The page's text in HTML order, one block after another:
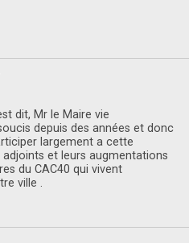
dit, Mr le Maire vie
depuis des années et donc
largement a cette
et leurs augmentations
du CAC40 qui vivent
ville .